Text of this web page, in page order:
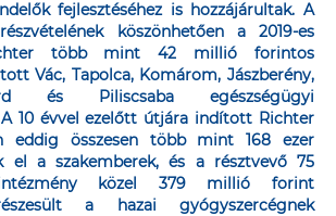
fejlesztéséhez is hozzájárultak. A
köszönhetően a 2019-es
több mint 42 millió forintos
Vác, Tapolca, Komárom, Jászberény,
és Piliscsaba egészségügyi
10 évvel ezelőtt útjára indított Richter
eddig összesen több mint 168 ezer
el a szakemberek, és a résztvevő 75
intézmény közel 379 millió forint
a hazai gyógyszercégnek